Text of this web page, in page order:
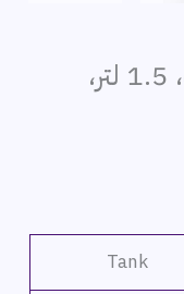
غلاية كهربائية زجاجية تانك، 1.5 لتر،
Tank